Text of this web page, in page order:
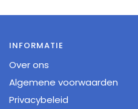
INFORMATIE
Over ons
Algemene voorwaarden
Privacybeleid